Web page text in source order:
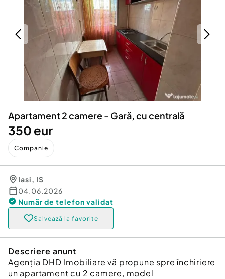
Animale de companie
Afaceri și echipamente profesionale
Inchiriere Bunuri si Vehicule
Utilaje agricole si industriale
Piese auto si accesorii
Dacia Duster
Apartament 2 camere - Gară, cu centrală
350 eur
Companie
Iasi, IS
04.06.2026
Număr de telefon validat
Salvează la favorite
Descriere anunt
Agenția DHD Imobiliare vă propune spre închiriere
un apartament cu 2 camere, model